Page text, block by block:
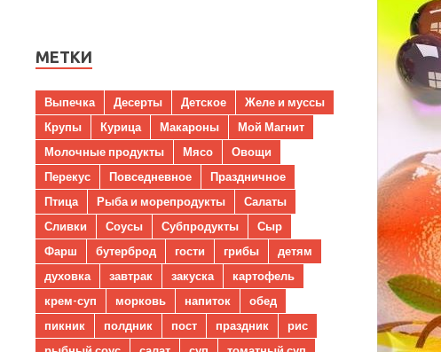
МЕТКИ
Выпечка Десерты Детское
Желе и муссы
Крупы
Курица Макароны
Мой Магнит
Молочные продукты
Мясо
Овощи
Перекус
Повседневное
Праздничное
Птица
Рыба и морепродукты
Салаты
Сливки
Соусы Субпродукты
Сыр
Фарш
бутерброд гости грибы
детям
духовка
завтрак закуска
картофель
крем-суп
морковь напиток
обед
пикник
полдник пост праздник
рис